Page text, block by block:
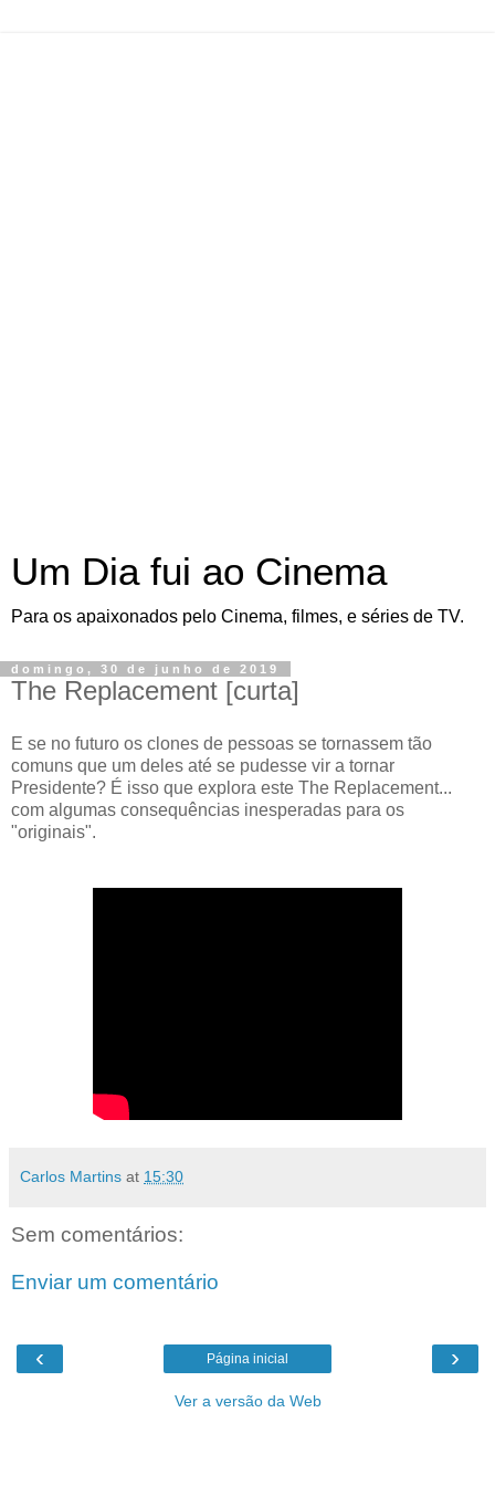
Um Dia fui ao Cinema
Para os apaixonados pelo Cinema, filmes, e séries de TV.
domingo, 30 de junho de 2019
The Replacement [curta]
E se no futuro os clones de pessoas se tornassem tão
comuns que um deles até se pudesse vir a tornar
Presidente? É isso que explora este The Replacement...
com algumas consequências inesperadas para os
"originais".
Carlos Martins at 15:30
Sem comentários:
Enviar um comentário
‹ ›
Página inicial
Ver a versão da Web